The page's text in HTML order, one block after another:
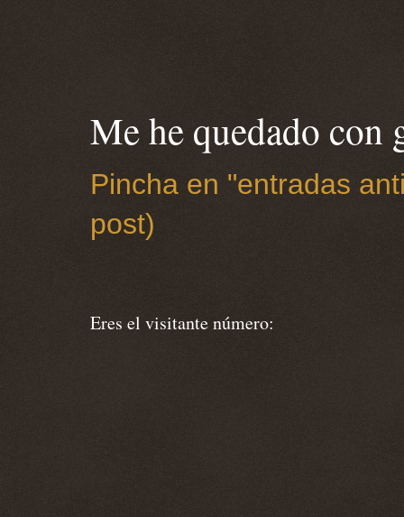
Me he quedado con
Pincha en "entradas
post)
Eres el visitante número: